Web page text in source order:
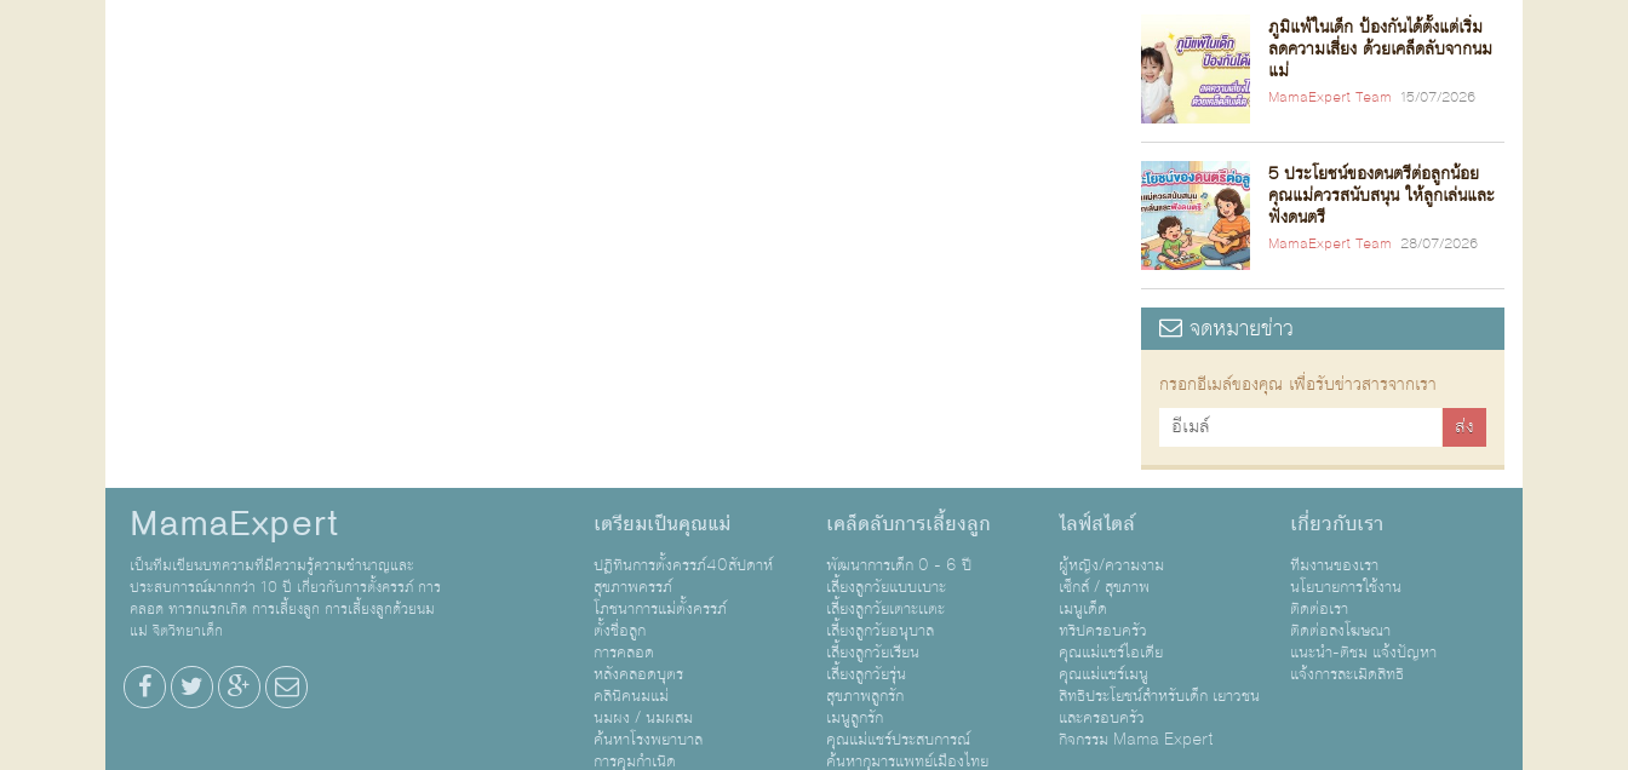
ภูมิแพ้ในเด็ก ป้องกันได้ตั้งแต่เริ่ม
ลดความเสี่ยง ด้วยเคล็ดลับจากนม
แม่
MamaExpert Team 15/07/2026
5 ประโยชน์ของดนตรีต่อลูกน้อย
คุณแม่ควรสนับสนุน ให้ลูกเล่นและ
ฟังดนตรี
MamaExpert Team 28/07/2026
จดหมายข่าว
กรอกอีเมล์ของคุณ เพื่อรับข่าวสารจากเรา
MamaExpert
เป็นทีมเขียนบทความที่มีความรู้ความชำนาญและ
ประสบการณ์มากกว่า 10 ปี เกี่ยวกับการตั้งครรภ์ การ
คลอด ทารกแรกเกิด การเลี้ยงลูก การเลี้ยงลูกด้วยนม
แม่ จิตวิทยาเด็ก
เตรียมเป็นคุณแม่
ปฏิทินการตั้งครรภ์40สัปดาห์
สุขภาพครรภ์
โภชนาการแม่ตั้งครรภ์
ตั้งชื่อลูก
การคลอด
หลังคลอดบุตร
คลินิคนมแม่
นมผง / นมผสม
ค้นหาโรงพยาบาล
การคุมกำเนิด
เคล็ดลับการเลี้ยงลูก
พัฒนาการเด็ก 0 - 6 ปี
เลี้ยงลูกวัยแบบเบาะ
เลี้ยงลูกวัยเตาะเเตะ
เลี้ยงลูกวัยอนุบาล
เลี้ยงลูกวัยเรียน
เลี้ยงลูกวัยรุ่น
สุขภาพลูกรัก
เมนูลูกรัก
คุณแม่แชร์ประสบการณ์
ค้นหากุมารแพทย์เมืองไทย
ไลฟ์สไตล์
ผู้หญิง/ความงาม
เซ็กส์ / สุขภาพ
เมนูเด็ด
ทริปครอบครัว
คุณแม่แชร์ไอเดีย
คุณแม่แชร์เมนู
สิทธิประโยชน์สำหรับเด็ก เยาวชน
และครอบครัว
กิจกรรม Mama Expert
เกี่ยวกับเรา
ทีมงานของเรา
นโยบายการใช้งาน
ติดต่อเรา
ติดต่อลงโฆษณา
แนะนำ-ติชม แจ้งปัญหา
แจ้งการละเมิดสิทธิ